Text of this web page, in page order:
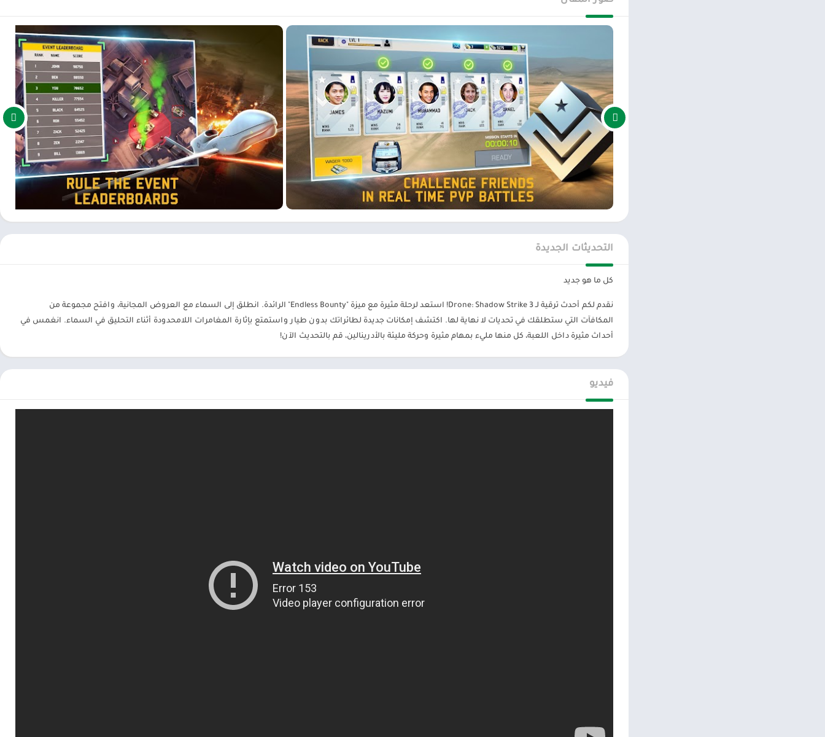
الخلاصة: شن حربًا لم يسبق لها مثيل
تقدم Drone: Shadow Strike 3 تجربة لعب مكثفة وغامرة تتجاوز حدود محاكاة استطلاع الطائرات بدون طيار على الهاتف المحمول. انخرط في حرب مكثفة، وخطط بشكل
استراتيجي لتحركاتك، وسيطر على المقاومة لتحقيق السلام العالمي. مع مجموعة واسعة من المهام، والتكنولوجيا العسكرية المتقدمة، وفرصة التنافس ضد الآخرين في
معارك PVP، توفر هذه اللعبة إثارة لا نهاية لها. استمتع بتجربة إثارة كونك عين السماء وعزز انتصارك باستخدام MOD (Unlimited Money) APK، الذي يفتح إمكاناتك الكاملة
في ساحة المعركة.
ميزات لعبة Drone Shadow :
– طيار 8 أنواع مختلفة من الطائرات بدون طيار ، من النماذج الأولية إلى الطائرات الرسمية في الخدمة!
– الدفاع ، البقاء على قيد الحياة ، الهجوم أو الحراسة ؛
– 4 أنواع من الأسلحة و 25 طريقة لتزويدها بالطاقة.
– تحديثات أفضل. اختر أن تكون خفيفًا ومتخفيًا أو بصوت عالٍ وفخور!
تحميل ذات صلة:لعبة طائرة بدون طيار الروبوت Drone Robot Car Game Mod
التحديثات الجديدة
كل ما هو جديد
نقدم لكم أحدث ترقية لـ Drone: Shadow Strike 3! استعد لرحلة مثيرة مع ميزة "Endless Bounty" الرائدة. انطلق إلى السماء مع العروض المجانية، وافتح مجموعة من
المكافآت التي ستطلقك في تحديات لا نهاية لها. اكتشف إمكانات جديدة لطائراتك بدون طيار واستمتع بإثارة المغامرات اللامحدودة أثناء التحليق في السماء. انغمس في
أحداث مثيرة داخل اللعبة، كل منها مليء بمهام مثيرة وحركة مليئة بالأدرينالين، قم بالتحديث الآن!
فيديو